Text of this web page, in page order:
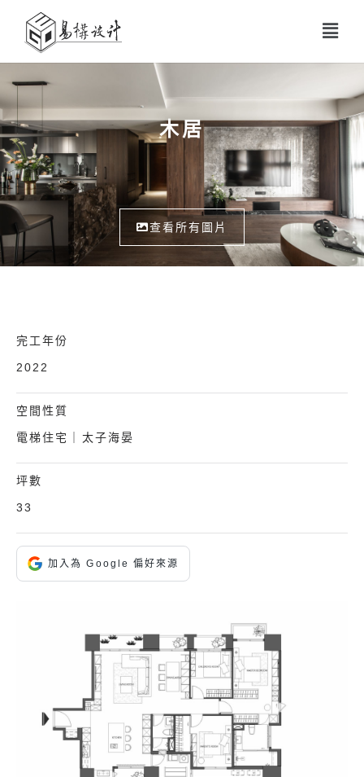
木居
查看所有圖片
完工年份
2022
空間性質
電梯住宅｜太子海晏
坪數
33
加入為 Google 偏好來源